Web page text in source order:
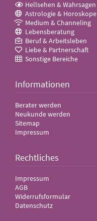
Hellsehen & Wahrsagen
Astrologie & Horoskope
Medium & Channeling
Lebensberatung
Beruf & Arbeitsleben
Liebe & Partnerschaft
Sonstige Bereiche
Informationen
Berater werden
Neukunde werden
Sitemap
Impressum
Rechtliches
Impressum
AGB
Widerrufsformular
Datenschutz